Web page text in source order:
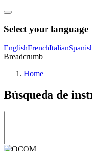
Select your language
EnglishFrenchItalian
Breadcrumb
Home
Búsqueda de